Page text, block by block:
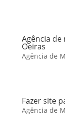
Agência
Oeiras
Agência de
Fazer site
Agência de